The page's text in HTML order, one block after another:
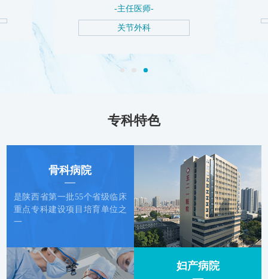
-主任医师-
关节外科
专科特色
骨科病院
是陕西省第一批55个省级临床
重点专科建设项目培育单位之
一
妇产病院